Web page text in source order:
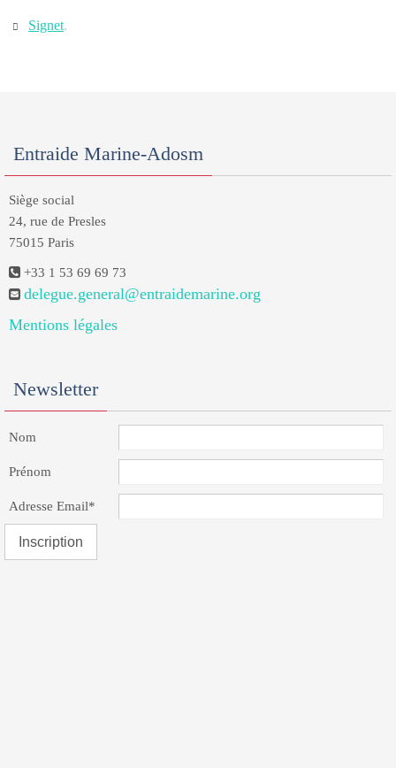
Signet.
Entraide Marine-Adosm
Siège social
24, rue de Presles
75015 Paris
+33 1 53 69 69 73
delegue.general@entraidemarine.org
Mentions légales
Newsletter
Nom
Prénom
Adresse Email*